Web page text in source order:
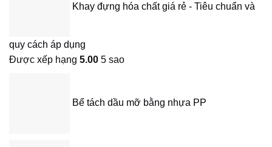
Khay đựng hóa chất giá rẻ - Tiêu chuẩn và
quy cách áp dụng
Được xếp hạng 5.00 5 sao
Bể tách dầu mỡ bằng nhựa PP